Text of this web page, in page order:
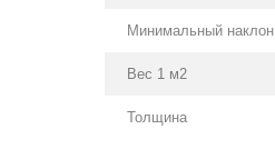
Минимальный наклон
Вес 1 м2
Толщина